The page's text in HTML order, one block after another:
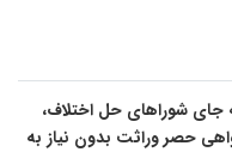
جای شوراهای حل اختلاف،
حصر وراثت بدون نیاز به